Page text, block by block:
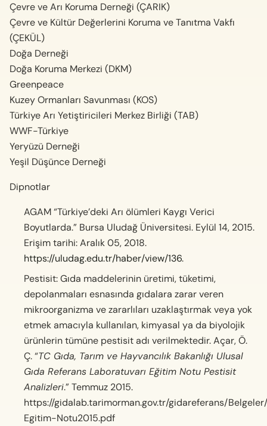
Çevre ve Arı Koruma Derneği (ÇARIK)
Çevre ve Kültür Değerlerini Koruma ve Tanıtma Vakfı
(ÇEKÜL)
Doğa Derneği
Doğa Koruma Merkezi (DKM)
Greenpeace
Kuzey Ormanları Savunması (KOS)
Türkiye Arı Yetiştiricileri Merkez Birliği (TAB)
WWF-Türkiye
Yeryüzü Derneği
Yeşil Düşünce Derneği
Dipnotlar
AGAM “Türkiye’deki Arı ölümleri Kaygı Verici
Boyutlarda.” Bursa Uludağ Üniversitesi. Eylül 14, 2015.
Erişim tarihi: Aralık 05, 2018.
https://uludag.edu.tr/haber/view/136.
Pestisit: Gıda maddelerinin üretimi, tüketimi,
depolanmaları esnasında gıdalara zarar veren
mikroorganizma ve zararlıları uzaklaştırmak veya yok
etmek amacıyla kullanılan, kimyasal ya da biyolojik
ürünlerin tümüne pestisit adı verilmektedir. Açar, Ö.
Ç. “TC Gıda, Tarım ve Hayvancılık Bakanlığı Ulusal
Gıda Referans Laboratuvarı Eğitim Notu Pestisit
Analizleri.” Temmuz 2015.
https://gidalab.tarimorman.gov.tr/gidareferans/
Egitim-Notu2015.pdf